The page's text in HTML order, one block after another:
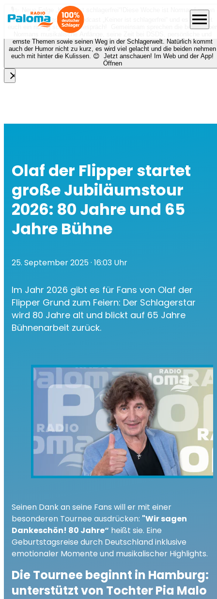
🎙️✨ Neue Folge „Keiner ist schlagerfrei“!
Diese Woche ist Norman Langen
bei Nora zu Gast beim Podcast „Keiner ist schlagerfrei“ und es erwartet
euch ein richtig schönes Gespräch! Gemeinsam sprechen die beiden über
Normans musikalische Anfänge, seine Zeit bei DSDS, persönliche und
ernste Themen sowie seinen Weg in der Schlagerwelt. Natürlich kommt
auch der Humor nicht zu kurz, es wird viel gelacht und die beiden nehmen
euch mit hinter die Kulissen. 😊 Jetzt anschauen! Im Web und der App!
Öffnen
close
menu
Olaf der Flipper startet
große Jubiläumstour
2026: 80 Jahre und 65
Jahre Bühne
25. September 2025· 16:03 Uhr
Im Jahr 2026 gibt es für Fans von Olaf der
Flipper Grund zum Feiern: Der Schlagerstar
wird 80 Jahre alt und blickt auf 65 Jahre
Bühnenarbeit zurück.
Seinen Dank an seine Fans will er mit einer
besonderen Tournee ausdrücken: "Wir sagen
Dankeschön! 80 Jahre“ heißt sie. Eine
Geburtstagsreise durch Deutschland inklusive
emotionaler Momente und musikalischer Highlights.
Die Tournee beginnt in Hamburg:
unterstützt von Tochter Pia Malo